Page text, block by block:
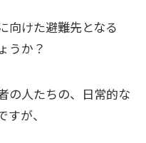
向けた避難先となる
うか？
の人たちの、日常的な
が、